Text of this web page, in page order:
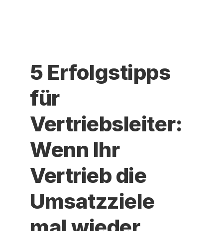
5 Erfolgstipps
für
Vertriebsleiter:
Wenn Ihr
Vertrieb die
Umsatzziele